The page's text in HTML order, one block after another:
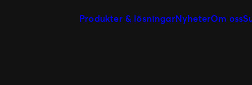
Produkter & lösningarNyheterOm oss